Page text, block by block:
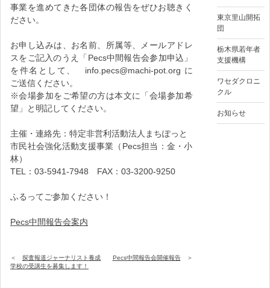
事業を進めてきた各団体の報告をぜひお聴きく
ださい。
お申し込みは、お名前、所属等、メールアドレ
スをご記入のうえ「Pecs中間報告会参加申込」
を件名として、 info.pecs@machi-pot.org に
ご送信ください。
※会場参加をご希望の方は本文に「会場参加希
望」と明記してください。
主催・連絡先：特定非営利活動法人まちぽっと
市民社会強化活動支援事業（Pecs担当：金・小
林）
TEL：03-5941-7948 FAX：03-3200-9250
ふるってご参加ください！
Pecs中間報告会案内
投探査報道ジャーナリスト養成
学校の受講生を募集します！
Pecs中間報告会開催報告
東京里山開拓
団
栃木県若年者
支援機構
ワセダクロニ
クル
お知らせ